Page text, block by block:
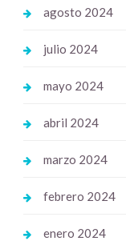
agosto 2024
julio 2024
mayo 2024
abril 2024
marzo 2024
febrero 2024
enero 2024